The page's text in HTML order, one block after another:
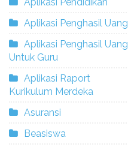
Aplikasi Pendidikan
Aplikasi Penghasil Uang
Aplikasi Penghasil Uang
Untuk Guru
Aplikasi Raport
Kurikulum Merdeka
Asuransi
Beasiswa